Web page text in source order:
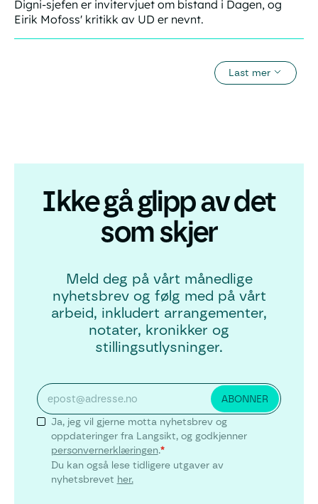
Digni-sjefen er invitervjuet om bistand i Dagen, og
Eirik Mofoss' kritikk av UD er nevnt.
Last mer
Ikke gå glipp av det
som skjer
Meld deg på vårt månedlige
nyhetsbrev og følg med på vårt
arbeid, inkludert arrangementer,
notater, kronikker og
stillingsutlysninger.
Ja, jeg vil gjerne motta nyhetsbrev og
oppdateringer fra Langsikt, og godkjenner
personvernerklæringen.*
Du kan også lese tidligere utgaver av
nyhetsbrevet her.